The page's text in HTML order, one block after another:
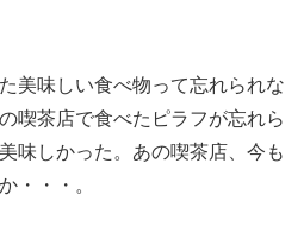
美味しい食べ物って忘れられな
喫茶店で食べたピラフが忘れら
味しかった。あの喫茶店、今も
・・・。